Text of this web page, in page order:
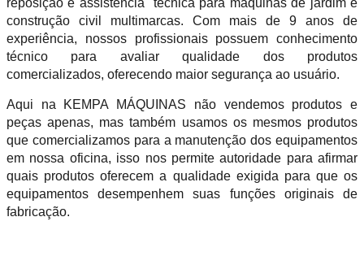
construção civil multimarcas. Com mais de 9 anos de
experiência, nossos profissionais possuem conhecimento
técnico para avaliar qualidade dos produtos
comercializados, oferecendo maior segurança ao usuário.
Aqui na KEMPA MÁQUINAS não vendemos produtos e
peças apenas, mas também usamos os mesmos produtos
que comercializamos para a manutenção dos equipamentos
em nossa oficina, isso nos permite autoridade para afirmar
quais produtos oferecem a qualidade exigida para que os
equipamentos desempenhem suas funções originais de
fabricação.